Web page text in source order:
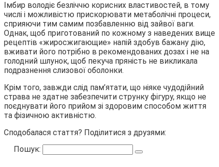
Імбир володіє безліччю корисних властивостей, в тому
числі і можливістю прискорювати метаболічні процеси,
сприяючи тим самим позбавленню від зайвої ваги.
Однак, щоб приготований по кожному з наведених вище
рецептів «жиросжигающие» напій здобув бажану дію,
вживати його потрібно в рекомендованих дозах і не на
голодний шлунок, щоб пекуча пряність не викликала
подразнення слизової оболонки.
Крім того, завжди слід пам’ятати, що ніяке чудодійний
страва не здатне забезпечити струнку фігуру, якщо не
поєднувати його прийом зі здоровим способом життя
та фізичною активністю.
Сподобалася стаття? Поділитися з друзями:
Пошук: